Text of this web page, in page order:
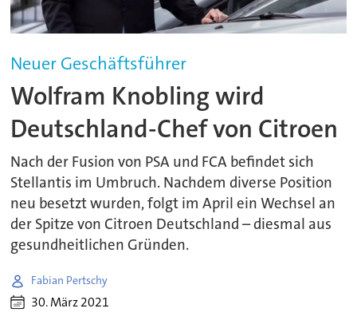
Neuer Geschäftsführer
Wolfram Knobling wird
Deutschland-Chef von Citroen
Nach der Fusion von PSA und FCA befindet sich
Stellantis im Umbruch. Nachdem diverse Position
neu besetzt wurden, folgt im April ein Wechsel an
der Spitze von Citroen Deutschland – diesmal aus
gesundheitlichen Gründen.
Fabian Pertschy
30. März 2021